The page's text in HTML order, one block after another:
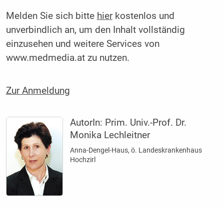
Melden Sie sich bitte hierkostenlos und
unverbindlich an, um den Inhalt vollständig
einzusehen und weitere Services von
www.medmedia.at zu nutzen.
Zur Anmeldung
AutorIn: Prim. Univ.-Prof. Dr.
Monika Lechleitner
Anna-Dengel-Haus, ö. Landeskrankenhaus
Hochzirl